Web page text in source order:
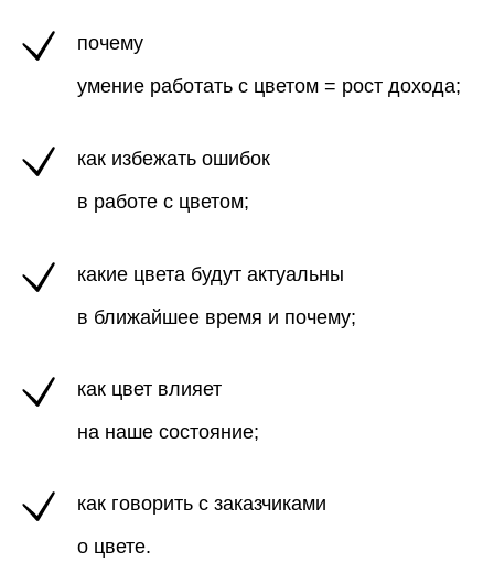
почему
умение работать с цветом = рост дохода;
как избежать ошибок
в работе с цветом;
какие цвета будут актуальны
в ближайшее время и почему;
как цвет влияет
на наше состояние;
как говорить с заказчиками
о цвете.